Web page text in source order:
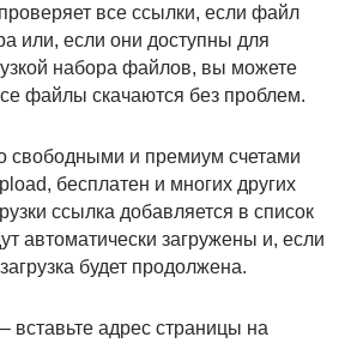
все ссылки, если файл
или, если они доступны для
набора файлов, вы можете
файлы скачаются без проблем.
свободными и премиум счетами
бесплатен и многих других
ссылка добавляется в список
автоматически загружены и, если
будет продолжена.
вставьте адрес страницы на